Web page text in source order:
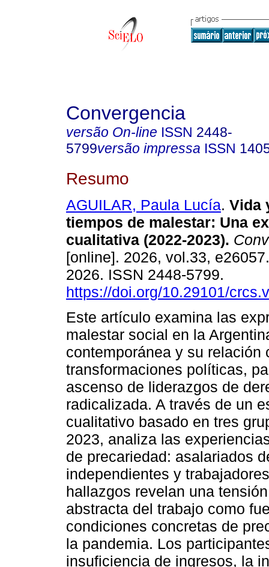
Convergencia
versão On-line ISSN 2448-
5799versão impressa ISSN
Resumo
AGUILAR, Paula Lucía. Vida
tiempos de malestar: Una
cualitativa (2022-2023).
[online]. 2026, vol.33,
2026. ISSN 2448-5799.
https://doi.org/10.29101/
Este artículo examina las
malestar social en la
contemporánea y su relación
transformaciones políticas,
ascenso de liderazgos de
radicalizada. A través de un
cualitativo basado en tres
2023, analiza las
de precariedad: asalariados
independientes y
hallazgos revelan una
abstracta del trabajo como
condiciones concretas de
la pandemia. Los
insuficiencia de ingresos, la